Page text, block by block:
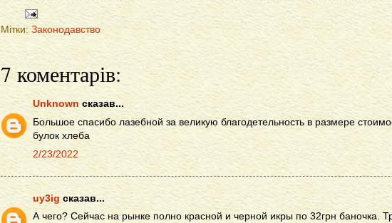
Мітки: Законодавство
7 коментарів:
Unknown сказав...
Большое спасибо лазебной за великую благодетельность в размере
булок хлеба
2/23/2022
uy3ig сказав...
А чего? Сейчас на рынке полно красной и черной икры по 32грн баночка.